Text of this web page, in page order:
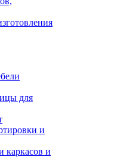
для
и
каркасов и